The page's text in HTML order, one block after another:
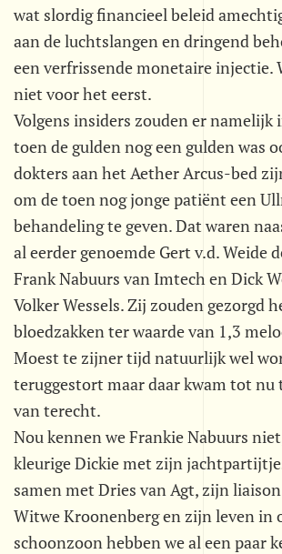
wat slordig financieel beleid
aan de luchtslangen en dringend
een verfrissende monetaire injectie.
niet voor het eerst.
Volgens insiders zouden er namelijk
toen de gulden nog een gulden was
dokters aan het Aether Arcus-bed
om de toen nog jonge patiënt een
behandeling te geven. Dat waren
al eerder genoemde Gert v.d. Weide
Frank Nabuurs van Imtech en Dick
Volker Wessels. Zij zouden gezorgd
bloedzakken ter waarde van 1,3
Moest te zijner tijd natuurlijk wel
teruggestort maar daar kwam tot nu
van terecht.
Nou kennen we Frankie Nabuurs
kleurige Dickie met zijn
samen met Dries van Agt, zijn
Witwe Kroonenberg en zijn leven
schoonzoon hebben we al een paar